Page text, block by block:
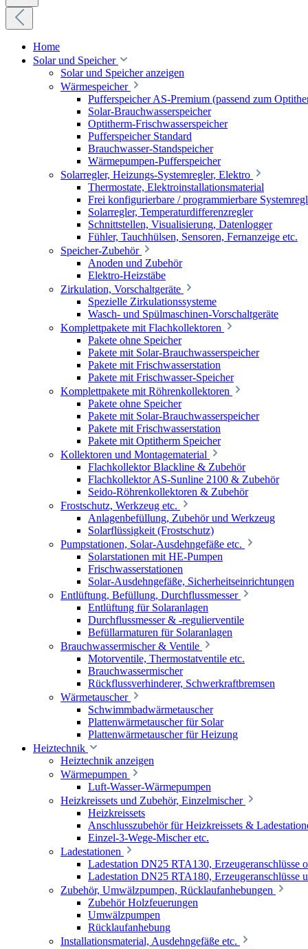
Home
Solar und Speicher
Solar und Speicher anzeigen
Wärmespeicher
Pufferspeicher AS-Premium (passend zum
Solar-Brauchwasserspeicher
Optitherm-Frischwasserspeicher
Pufferspeicher Standard
Brauchwasser-Standspeicher
Wärmepumpen-Pufferspeicher
Solarregler, Heizungs-Systemregler, Elektro
Thermostate, Elektroinstallationsmaterial
Frei konfigurierbare / programmierbare
Solarregler, Temperaturdifferenzregler
Schnittstellen, Visualisierung, Datenlogger
Fühler, Tauchhülsen, Sensoren, Fernanzeige etc.
Speicher-Zubehör
Anoden und Zubehör
Elektro-Heizstäbe
Zirkulation, Vorschaltgeräte
Spezielle Zirkulationssysteme
Wasch- und Spülmaschinen-Vorschaltgeräte
Komplettpakete mit Flachkollektoren
Pakete ohne Speicher
Pakete mit Solar-Brauchwasserspeicher
Pakete mit Frischwasserstation
Pakete mit Frischwasser-Speicher
Komplettpakete mit Röhrenkollektoren
Pakete ohne Speicher
Pakete mit Solar-Brauchwasserspeicher
Pakete mit Frischwasserstation
Pakete mit Optitherm Speicher
Kollektoren und Montagematerial
Flachkollektor Blackline & Zubehör
Flachkollektor AS-Sunline 2100 & Zubehör
Seido-Röhrenkollektoren & Zubehör
Frostschutz, Werkzeug etc.
Anlagenbefüllung, Zubehör und Werkzeug
Solarflüssigkeit (Frostschutz)
Pumpstationen, Solar-Ausdehngefäße etc.
Solarstationen mit HE-Pumpen
Frischwasserstationen
Solar-Ausdehngefäße, Sicherheitseinrichtungen
Entlüftung, Befüllung, Durchflussmesser
Entlüftung für Solaranlagen
Durchflussmesser & -regulierventile
Befüllarmaturen für Solaranlagen
Brauchwassermischer & Ventile
Motorventile, Thermostatventile etc.
Brauchwassermischer
Rückflussverhinderer, Schwerkraftbremsen
Wärmetauscher
Schwimmbadwärmetauscher
Plattenwärmetauscher für Solar
Plattenwärmetauscher für Heizung
Heiztechnik
Heiztechnik anzeigen
Wärmepumpen
Luft-Wasser-Wärmepumpen
Heizkreissets und Zubehör, Einzelmischer
Heizkreissets
Anschlusszubehör für Heizkreissets &
Einzel-3-Wege-Mischer etc.
Ladestationen
Ladestation DN25 RTA130, Erzeugeranschlüsse
Ladestation DN25 RTA180, Erzeugeranschlüsse
Zubehör, Umwälzpumpen, Rücklaufanhebungen
Zubehör Holzfeuerungen
Umwälzpumpen
Rücklaufanhebung
Installationsmaterial, Ausdehngefäße etc.